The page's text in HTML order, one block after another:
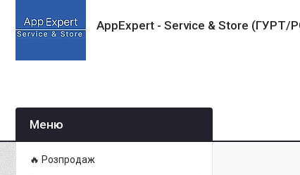
AppExpert - Service & Store (ГУРТ/
🔥 Розпродаж